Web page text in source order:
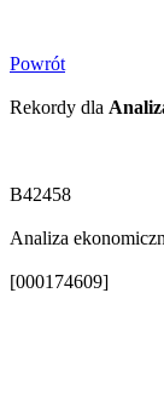
Powrót
Rekordy dla
B42458
Analiza
[000174609]